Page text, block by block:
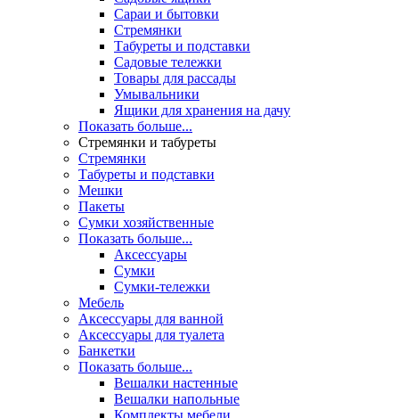
Сараи и бытовки
Стремянки
Табуреты и подставки
Садовые тележки
Товары для рассады
Умывальники
Ящики для хранения на дачу
Показать больше...
Стремянки и табуреты
Стремянки
Табуреты и подставки
Мешки
Пакеты
Сумки хозяйственные
Показать больше...
Аксессуары
Сумки
Сумки-тележки
Мебель
Аксессуары для ванной
Аксессуары для туалета
Банкетки
Показать больше...
Вешалки настенные
Вешалки напольные
Комплекты мебели